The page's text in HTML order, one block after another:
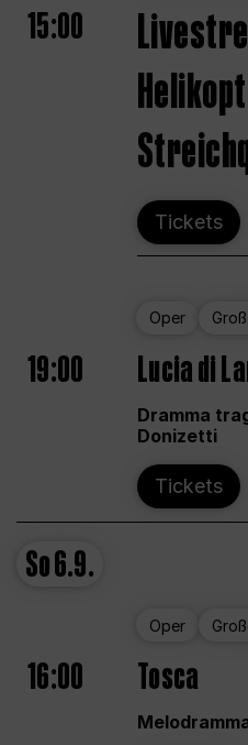
15:00
Tickets
Oper
19:00 Lucia di
Dramma
Donizetti
Tickets
So6.9.
Oper
16:00 Tosca